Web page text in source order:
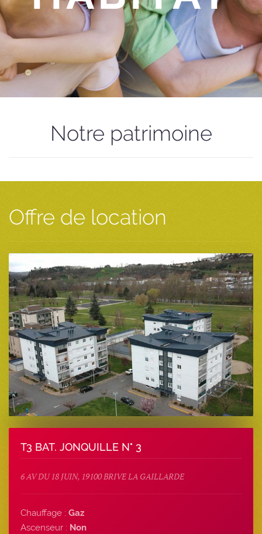
Notre patrimoine
Offre de location
T3 BAT. JONQUILLE N° 3
6 AV DU 18 JUIN, 19100 BRIVE LA GAILLARDE
Chauffage : Gaz
Ascenseur : Non